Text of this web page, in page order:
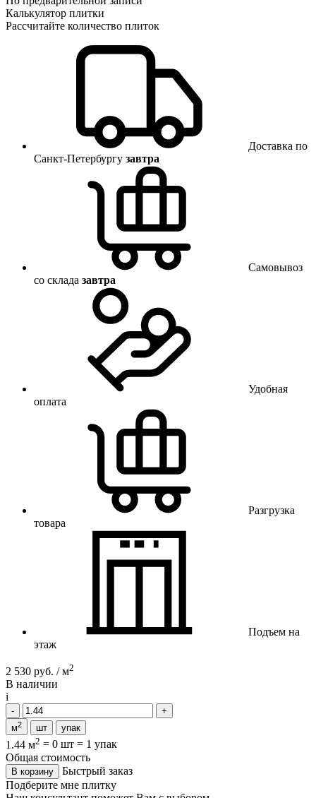
Калькулятор плитки
Рассчитайте количество плиток
Доставка по
Санкт-Петербургу завтра
Самовывоз
со склада завтра
Удобная
оплата
Разгрузка
товара
Подъем на
этаж
2 530 руб. / м2
В наличии
i
м2 шт упак
1.44 м2 = 0 шт = 1 упак
Общая стоимость
В корзину
Быстрый заказ
Подберите мне плитку